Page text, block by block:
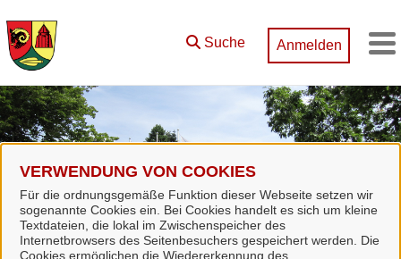
VERWENDUNG VON COOKIES
Für die ordnungsgemäße Funktion dieser Webseite setzen wir
sogenannte Cookies ein. Bei Cookies handelt es sich um kleine
Textdateien, die lokal im Zwischenspeicher des
Internetbrowsers des Seitenbesuchers gespeichert werden. Die
Cookies ermöglichen die Wiedererkennung des
Suche Anmelden